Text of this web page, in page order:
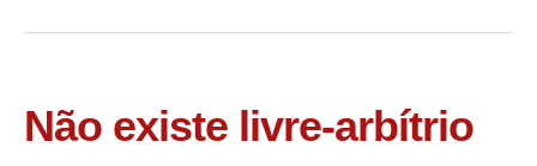
Não existe livre-arbítrio